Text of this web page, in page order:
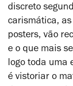
discreto
carismática,
posters, vão
e o que mais
logo toda uma
é vistoriar o